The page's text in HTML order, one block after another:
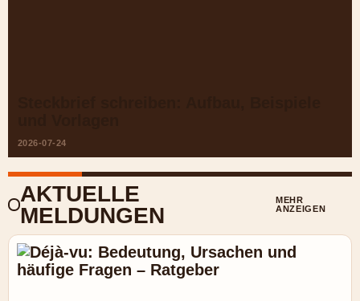
2026-07-24
AKTUELLE
MELDUNGEN
MEHR
ANZEIGEN